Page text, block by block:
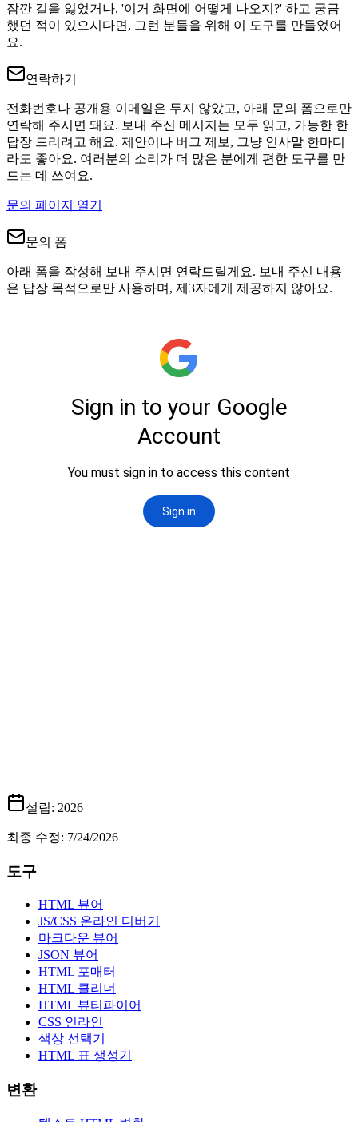
잠깐 길을 잃었거나, '이거 화면에 어떻게 나오지?' 하고 궁금
했던 적이 있으시다면, 그런 분들을 위해 이 도구를 만들었어
요.
연락하기
전화번호나 공개용 이메일은 두지 않았고, 아래 문의 폼으로만
연락해 주시면 돼요. 보내 주신 메시지는 모두 읽고, 가능한 한
답장 드리려고 해요. 제안이나 버그 제보, 그냥 인사말 한마디
라도 좋아요. 여러분의 소리가 더 많은 분에게 편한 도구를 만
드는 데 쓰여요.
문의 페이지 열기
문의 폼
아래 폼을 작성해 보내 주시면 연락드릴게요. 보내 주신 내용
은 답장 목적으로만 사용하며, 제3자에게 제공하지 않아요.
설립: 2026
최종 수정: 7/24/2026
도구
HTML 뷰어
JS/CSS 온라인 디버거
마크다운 뷰어
JSON 뷰어
HTML 포매터
HTML 클리너
HTML 뷰티파이어
CSS 인라인
색상 선택기
HTML 표 생성기
변환